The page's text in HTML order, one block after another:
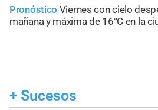
Pronóstico Viernes con cielo
mañana y máxima de 16°C en la
+ Sucesos